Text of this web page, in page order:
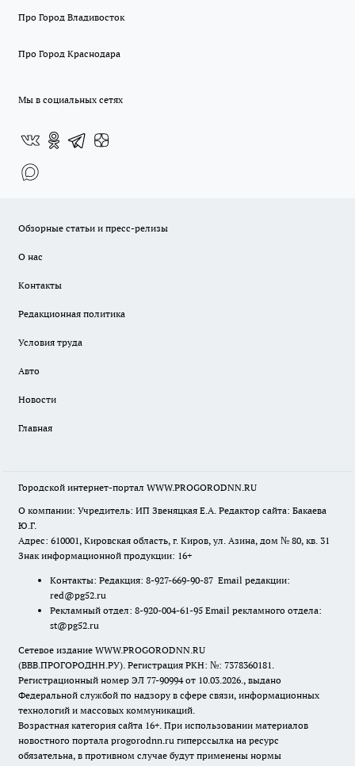
Про Город Владивосток
Про Город Краснодара
Мы в социальных сетях
Обзорные статьи и пресс-релизы
О нас
Контакты
Редакционная политика
Условия труда
Авто
Новости
Главная
Городской интернет-портал WWW.PROGORODNN.RU
О компании: Учредитель: ИП Звеняцкая Е.А. Редактор сайта: Бакаева
Ю.Г.
Адрес: 610001, Кировская область, г. Киров, ул. Азина, дом № 80, кв. 31
Знак информационной продукции: 16+
Контакты: Редакция: 8-927-669-90-87 Email редакции:
red@pg52.ru
Рекламный отдел: 8-920-004-61-95 Email рекламного отдела:
st@pg52.ru
Сетевое издание WWW.PROGORODNN.RU
(ВВВ.ПРОГОРОДНН.РУ). Регистрация РКН: №: 7378360181.
Регистрационный номер ЭЛ 77-90994 от 10.03.2026., выдано
Федеральной службой по надзору в сфере связи, информационных
технологий и массовых коммуникаций.
Возрастная категория сайта 16+. При использовании материалов
новостного портала progorodnn.ru гиперссылка на ресурс
обязательна, в противном случае будут применены нормы